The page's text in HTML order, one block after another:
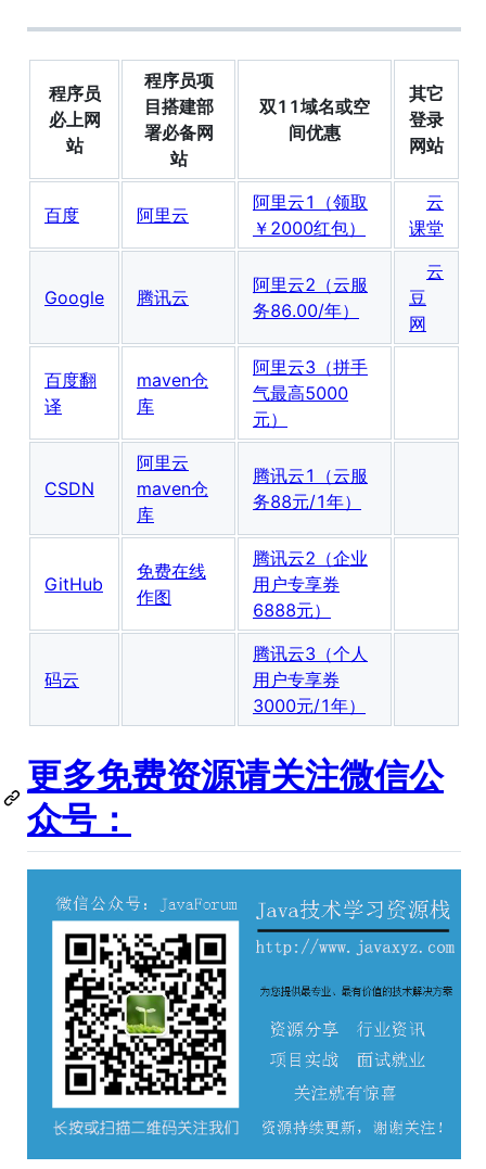
程序员
必上网
站
程序员项
目搭建部
署必备网
站
双11域名或空
间优惠
其它
登录
网站
百度 阿里云
阿里云1（领取
￥2000红包）
云
课堂
Google 腾讯云
阿里云2（云服
务86.00/年）
云
豆
网
百度翻
译
maven仓
库
阿里云3（拼手
气最高5000
元）
CSDN
阿里云
maven仓
库
腾讯云1（云服
务88元/1年）
GitHub
免费在线
作图
腾讯云2（企业
用户专享券
6888元）
码云
腾讯云3（个人
用户专享券
3000元/1年）
更多免费资源请关注微信公
众号：